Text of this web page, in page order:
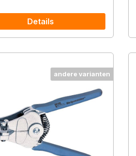
Details
andere varianten